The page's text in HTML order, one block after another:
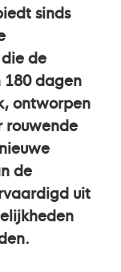
sinds
de
180 dagen
ontworpen
rouwende
de
uit